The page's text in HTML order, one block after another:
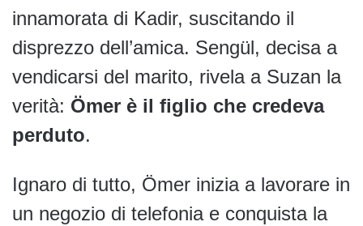
innamorata di Kadir, suscitando il
disprezzo dell’amica. Sengül, decisa a
vendicarsi del marito, rivela a Suzan la
verità: Ömer è il figlio che credeva
perduto.
Ignaro di tutto, Ömer inizia a lavorare in
un negozio di telefonia e conquista la